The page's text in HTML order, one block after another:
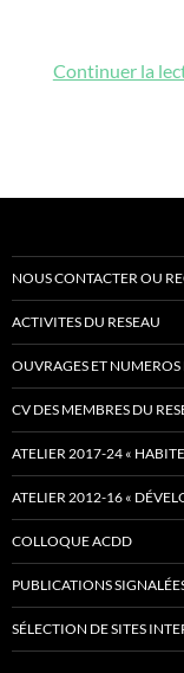
Continuer la
NOUS CONTACTER OU
ACTIVITES DU RESEAU
OUVRAGES ET NUMEROS
CV DES MEMBRES DU
ATELIER 2017-24 «
ATELIER 2012-16 «
COLLOQUE ACDD
PUBLICATIONS
SÉLECTION DE SITES